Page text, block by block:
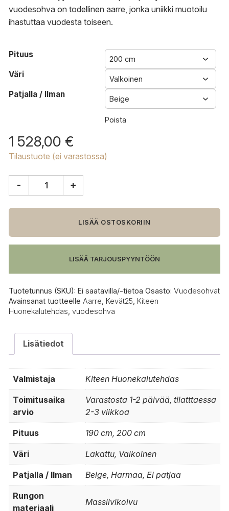
vuodesohva on todellinen aarre, jonka uniikki muotoilu
ihastuttaa vuodesta toiseen.
Pituus
Väri
Patjalla / Ilman
Poista
1 528,00 €
Tilaustuote (ei varastossa)
Aarre
määrä
- +
LISÄÄ OSTOSKORIIN
LISÄÄ TARJOUSPYYNTÖÖN
Tuotetunnus (SKU): Ei saatavilla/-tietoa Osasto: Vuodesohvat
Avainsanat tuotteelle Aarre Kevät25 Kiteen
Huonekalutehdas vuodesohva
Lisätiedot
Valmistaja Kiteen Huonekalutehdas
Toimitusaika
arvio
Varastosta 1-2 päivää, tilatttaessa
2-3 viikkoa
Pituus 190 cm, 200 cm
Väri Lakattu, Valkoinen
Patjalla / Ilman Beige, Harmaa, Ei patjaa
Rungon
materiaali
Massiivikoivu